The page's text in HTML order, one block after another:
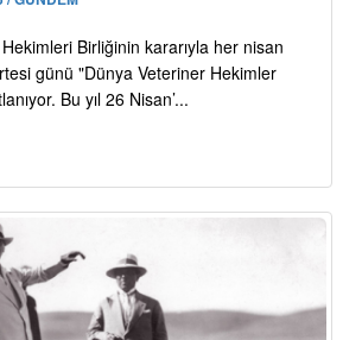
Birliğinin kararıyla her nisan
günü "Dünya Veteriner Hekimler
Bu yıl 26 Nisan’...